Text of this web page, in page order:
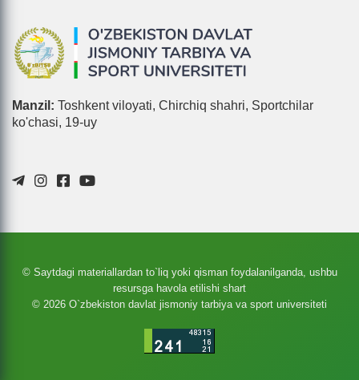
Manzil: Toshkent viloyati, Chirchiq shahri, Sportchilar
ko'chasi, 19-uy
© Saytdagi materiallardan to`liq yoki qisman foydalanilganda, ushbu
resursga havola etilishi shart
© 2026 O`zbekiston davlat jismoniy tarbiya va sport universiteti